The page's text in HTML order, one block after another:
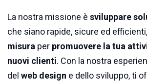
La nostra missione è sviluppare
che siano rapide, sicure ed efficienti,
misura per promuovere la tua
nuovi clienti. Con la nostra
del web design e dello sviluppo, ti